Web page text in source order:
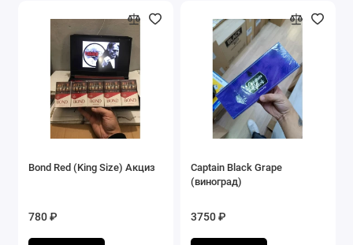
Bond Red (King Size) Акциз
780 ₽
Captain Black Grape
(виноград)
3750 ₽